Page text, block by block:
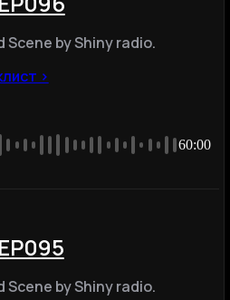
Scene by Shiny radio.
›
60:00
ЕР095
Scene by Shiny radio.